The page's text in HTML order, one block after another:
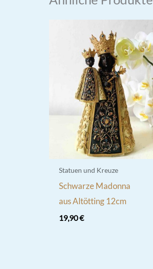
Statuen und Kreuze
Schwarze Madonna
aus Altötting 12cm
19,90€